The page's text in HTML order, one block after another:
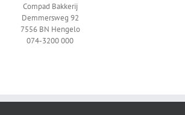
Compad Bakkerij
Demmersweg 92
7556 BN Hengelo
074-3200 000